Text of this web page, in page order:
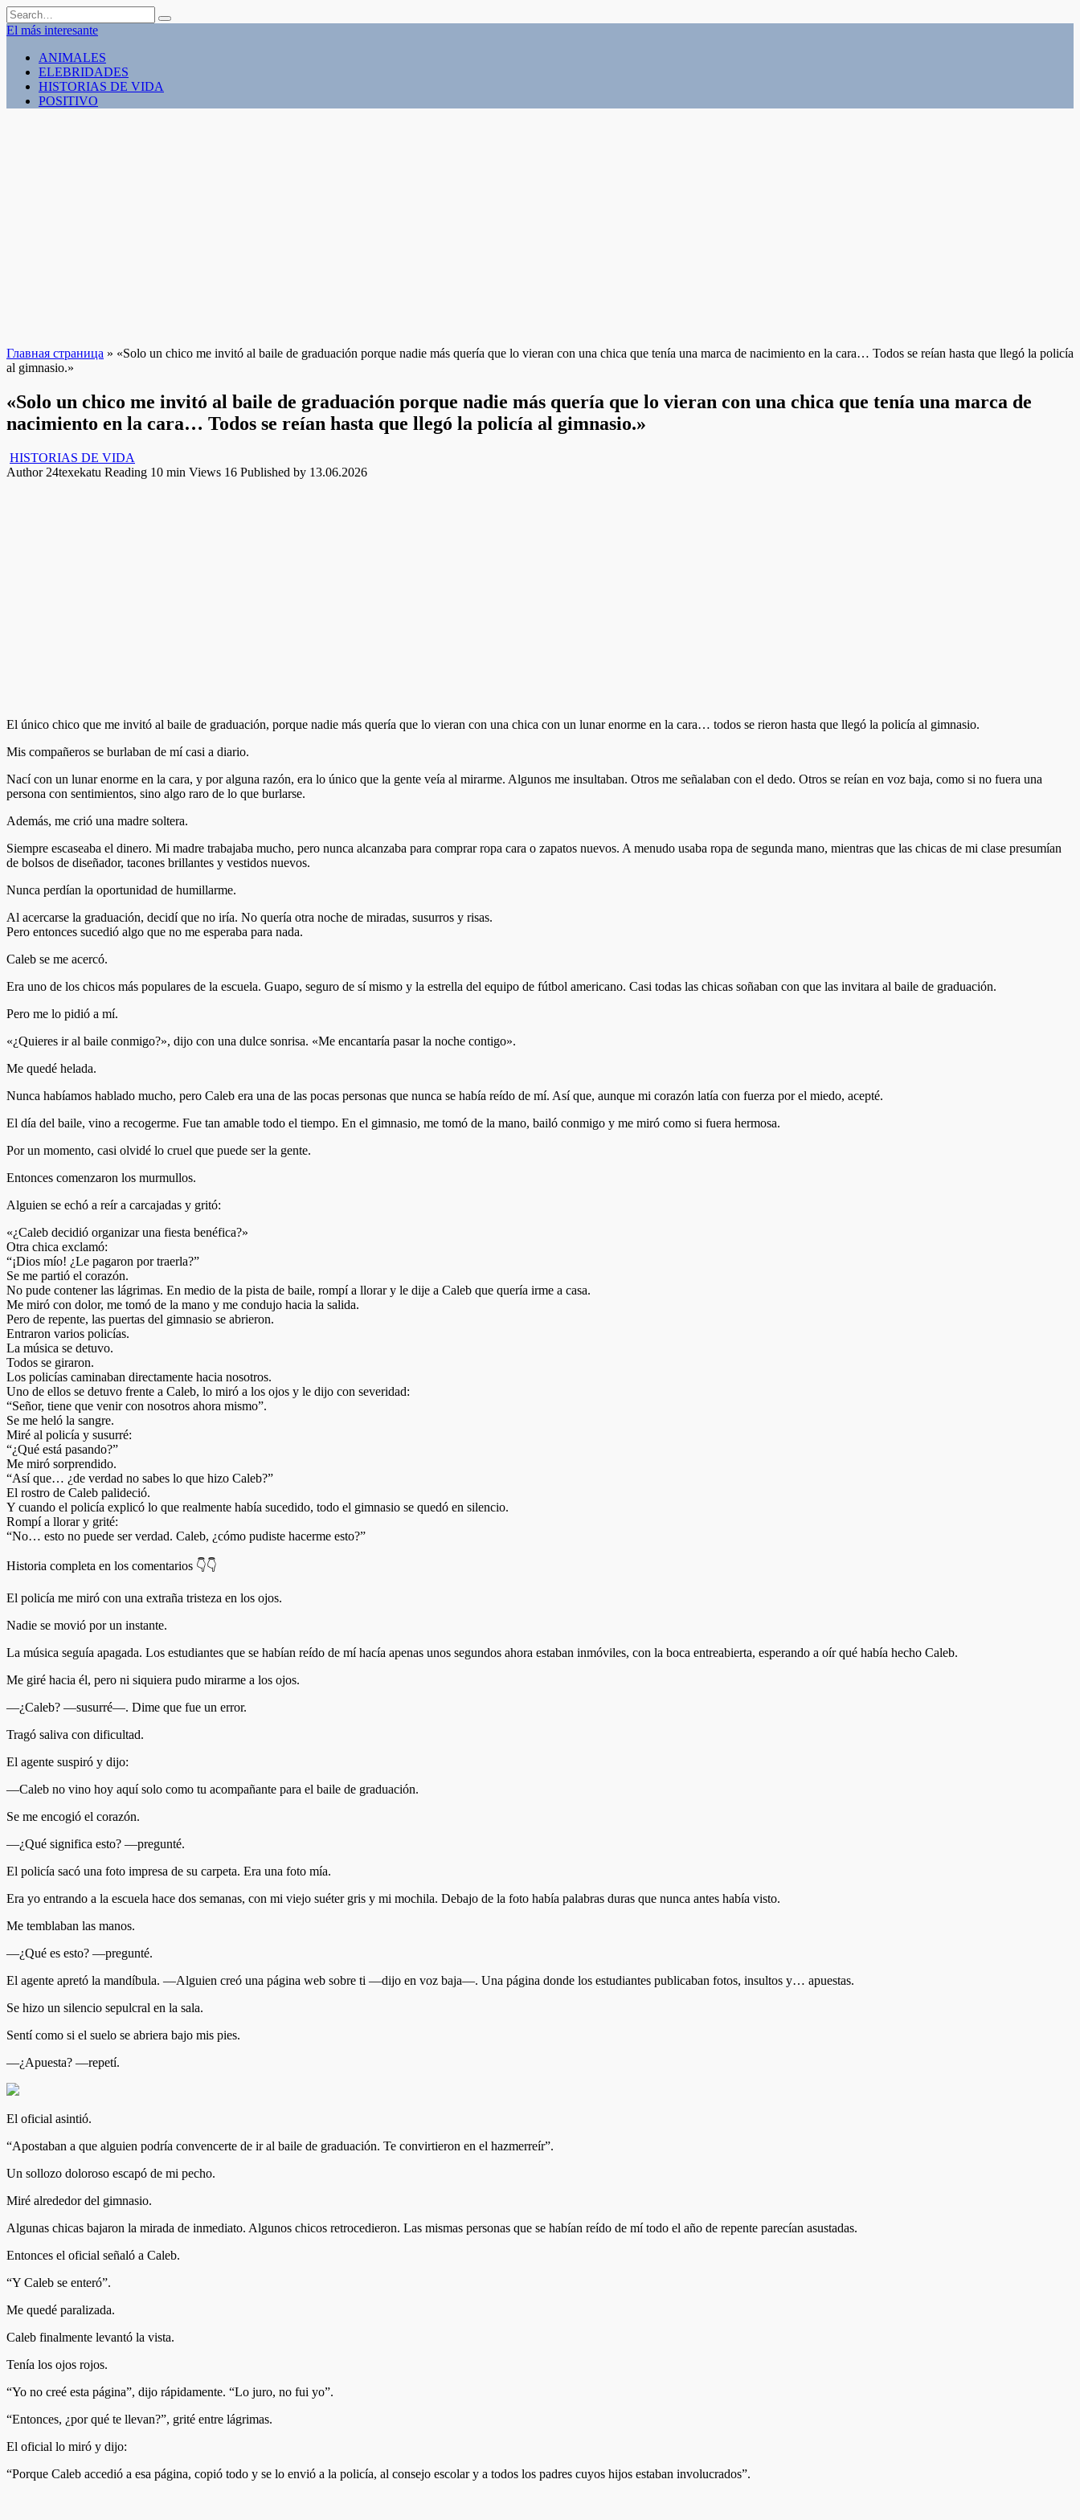
Skip
to
Search
for:
El más interesante
ANIMALES
ELEBRIDADES
HISTORIAS DE VIDA
POSITIVO
Главная страница » «Solo un chico me invitó al baile de graduación porque nadie más quería que lo vieran con una chica que tenía una marca de nacimiento en la cara… Todos se reían hasta que llegó la policía
al gimnasio.»
«Solo un chico me invitó al baile de graduación porque nadie más quería que lo vieran con una chica que tenía una marca de
nacimiento en la cara… Todos se reían hasta que llegó la policía al gimnasio.»
HISTORIAS DE VIDA
Author 24texekatu Reading 10 min Views 16 Published by 13.06.2026
El único chico que me invitó al baile de graduación, porque nadie más quería que lo vieran con una chica con un lunar enorme en la cara… todos se rieron hasta que llegó la policía al gimnasio.
Mis compañeros se burlaban de mí casi a diario.
Nací con un lunar enorme en la cara, y por alguna razón, era lo único que la gente veía al mirarme. Algunos me insultaban. Otros me señalaban con el dedo. Otros se reían en voz baja, como si no fuera una
persona con sentimientos, sino algo raro de lo que burlarse.
Además, me crió una madre soltera.
Siempre escaseaba el dinero. Mi madre trabajaba mucho, pero nunca alcanzaba para comprar ropa cara o zapatos nuevos. A menudo usaba ropa de segunda mano, mientras que las chicas de mi clase presumían
de bolsos de diseñador, tacones brillantes y vestidos nuevos.
Nunca perdían la oportunidad de humillarme.
Al acercarse la graduación, decidí que no iría. No quería otra noche de miradas, susurros y risas.
Pero entonces sucedió algo que no me esperaba para nada.
Caleb se me acercó.
Era uno de los chicos más populares de la escuela. Guapo, seguro de sí mismo y la estrella del equipo de fútbol americano. Casi todas las chicas soñaban con que las invitara al baile de graduación.
Pero me lo pidió a mí.
«¿Quieres ir al baile conmigo?», dijo con una dulce sonrisa. «Me encantaría pasar la noche contigo».
Me quedé helada.
Nunca habíamos hablado mucho, pero Caleb era una de las pocas personas que nunca se había reído de mí. Así que, aunque mi corazón latía con fuerza por el miedo, acepté.
El día del baile, vino a recogerme. Fue tan amable todo el tiempo. En el gimnasio, me tomó de la mano, bailó conmigo y me miró como si fuera hermosa.
Por un momento, casi olvidé lo cruel que puede ser la gente.
Entonces comenzaron los murmullos.
Alguien se echó a reír a carcajadas y gritó:
«¿Caleb decidió organizar una fiesta benéfica?»
Otra chica exclamó:
“¡Dios mío! ¿Le pagaron por traerla?”
Se me partió el corazón.
No pude contener las lágrimas. En medio de la pista de baile, rompí a llorar y le dije a Caleb que quería irme a casa.
Me miró con dolor, me tomó de la mano y me condujo hacia la salida.
Pero de repente, las puertas del gimnasio se abrieron.
Entraron varios policías.
La música se detuvo.
Todos se giraron.
Los policías caminaban directamente hacia nosotros.
Uno de ellos se detuvo frente a Caleb, lo miró a los ojos y le dijo con severidad:
“Señor, tiene que venir con nosotros ahora mismo”.
Se me heló la sangre.
Miré al policía y susurré:
“¿Qué está pasando?”
Me miró sorprendido.
“Así que… ¿de verdad no sabes lo que hizo Caleb?”
El rostro de Caleb palideció.
Y cuando el policía explicó lo que realmente había sucedido, todo el gimnasio se quedó en silencio.
Rompí a llorar y grité:
“No… esto no puede ser verdad. Caleb, ¿cómo pudiste hacerme esto?”
Historia completa en los comentarios 👇👇
El policía me miró con una extraña tristeza en los ojos.
Nadie se movió por un instante.
La música seguía apagada. Los estudiantes que se habían reído de mí hacía apenas unos segundos ahora estaban inmóviles, con la boca entreabierta, esperando a oír qué había hecho Caleb.
Me giré hacia él, pero ni siquiera pudo mirarme a los ojos.
—¿Caleb? —susurré—. Dime que fue un error.
Tragó saliva con dificultad.
El agente suspiró y dijo:
—Caleb no vino hoy aquí solo como tu acompañante para el baile de graduación.
Se me encogió el corazón.
—¿Qué significa esto? —pregunté.
El policía sacó una foto impresa de su carpeta. Era una foto mía.
Era yo entrando a la escuela hace dos semanas, con mi viejo suéter gris y mi mochila. Debajo de la foto había palabras duras que nunca antes había visto.
Me temblaban las manos.
—¿Qué es esto? —pregunté.
El agente apretó la mandíbula. —Alguien creó una página web sobre ti —dijo en voz baja—. Una página donde los estudiantes publicaban fotos, insultos y… apuestas.
Se hizo un silencio sepulcral en la sala.
Sentí como si el suelo se abriera bajo mis pies.
—¿Apuesta? —repetí.
El oficial asintió.
“Apostaban a que alguien podría convencerte de ir al baile de graduación. Te convirtieron en el hazmerreír”.
Un sollozo doloroso escapó de mi pecho.
Miré alrededor del gimnasio.
Algunas chicas bajaron la mirada de inmediato. Algunos chicos retrocedieron. Las mismas personas que se habían reído de mí todo el año de repente parecían asustadas.
Entonces el oficial señaló a Caleb.
“Y Caleb se enteró”.
Me quedé paralizada.
Caleb finalmente levantó la vista.
Tenía los ojos rojos.
“Yo no creé esta página”, dijo rápidamente. “Lo juro, no fui yo”.
“Entonces, ¿por qué te llevan?”, grité entre lágrimas.
El oficial lo miró y dijo:
“Porque Caleb accedió a esa página, copió todo y se lo envió a la policía, al consejo escolar y a todos los padres cuyos hijos estaban involucrados”.